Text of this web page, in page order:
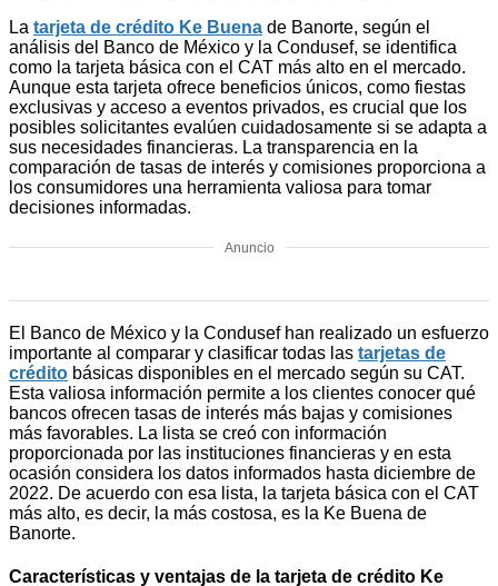
La tarjeta de crédito Ke Buena de Banorte, según el
análisis del Banco de México y la Condusef, se identifica
como la tarjeta básica con el CAT más alto en el mercado.
Aunque esta tarjeta ofrece beneficios únicos, como fiestas
exclusivas y acceso a eventos privados, es crucial que los
posibles solicitantes evalúen cuidadosamente si se adapta a
sus necesidades financieras. La transparencia en la
comparación de tasas de interés y comisiones proporciona a
los consumidores una herramienta valiosa para tomar
decisiones informadas.
Anuncio
El Banco de México y la Condusef han realizado un esfuerzo
importante al comparar y clasificar todas las tarjetas de
crédito básicas disponibles en el mercado según su CAT.
Esta valiosa información permite a los clientes conocer qué
bancos ofrecen tasas de interés más bajas y comisiones
más favorables. La lista se creó con información
proporcionada por las instituciones financieras y en esta
ocasión considera los datos informados hasta diciembre de
2022. De acuerdo con esa lista, la tarjeta básica con el CAT
más alto, es decir, la más costosa, es la Ke Buena de
Banorte.
Características y ventajas de la tarjeta de crédito Ke